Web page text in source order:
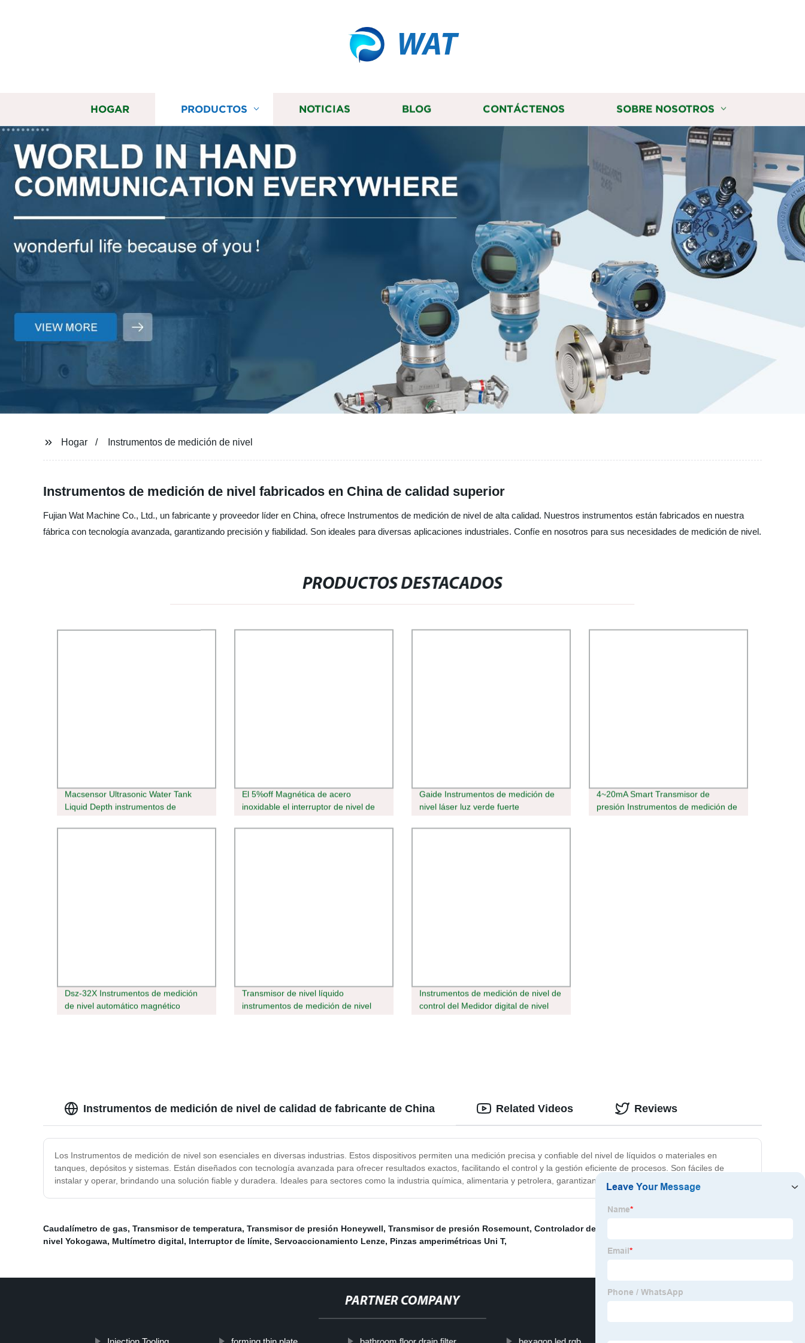
WAT
HOGAR PRODUCTOS NOTICIAS BLOG CONTÁCTENOS SOBRE NOSOTROS
Hogar Instrumentos de medición de nivel
Instrumentos de medición de nivel fabricados en China de calidad superior
Fujian Wat Machine Co., Ltd., un fabricante y proveedor líder en China, ofrece Instrumentos de medición de nivel de alta calidad. Nuestros instrumentos están fabricados en nuestra
fábrica con tecnología avanzada, garantizando precisión y fiabilidad. Son ideales para diversas aplicaciones industriales. Confíe en nosotros para sus necesidades de medición de nivel.
PRODUCTOS DESTACADOS
Macsensor Ultrasonic Water Tank
Liquid Depth instrumentos de
de agua
El 5%off Magnética de acero
inoxidable el interruptor de nivel de
medición de nivel
Gaide Instrumentos de medición de
nivel láser luz verde fuerte
4~20mA Smart Transmisor de
presión Instrumentos de medición de
Dsz-32X Instrumentos de medición
de nivel automático magnético
Transmisor de nivel líquido
instrumentos de medición de nivel
Instrumentos de medición de nivel de
control del Medidor digital de nivel
Instrumentos de medición de nivel de calidad de fabricante de China
Los Instrumentos de medición de nivel son esenciales en diversas industrias. Estos dispositivos permiten una medición precisa y confiable del nivel de líquidos o materiales en
tanques, depósitos y sistemas. Están diseñados con tecnología avanzada para ofrecer resultados exactos, facilitando el control y la gestión eficiente de procesos. Son fáciles de
instalar y operar, brindando una solución fiable y duradera. Ideales para sectores como la industria química, alimentaria y petrolera, garantizan un monitoreo preciso y seguro del nivel.
Related Videos Reviews
Caudalímetro de gas, Transmisor de temperatura, Transmisor de presión Honeywell, Transmisor de presión Rosemount, Controlador de temperatura Honeywell
nivel Yokogawa, Multímetro digital, Interruptor de límite, Servoaccionamiento Lenze, Pinzas amperimétricas Uni T,
PARTNER COMPANY